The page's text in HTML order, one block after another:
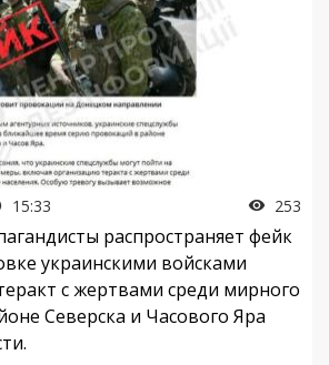
15:33 253
распространяет фейк
украинскими войсками
с жертвами среди мирного
Северска и Часового Яра